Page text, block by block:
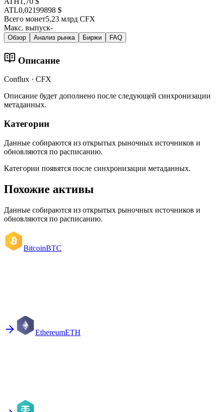
ATL0,02199898 $
Всего монет5,23 млрд CFX
Макс. выпуск-
Обзор Анализ рынка Биржи FAQ
Описание
Conflux · CFX
Описание будет дополнено после следующей синхронизации
метаданных.
Категории
Данные собираются из открытых рыночных источников и
обновляются по расписанию.
Категории появятся после синхронизации метаданных.
Похожие активы
Данные собираются из открытых рыночных источников и
обновляются по расписанию.
BitcoinBTC
EthereumETH